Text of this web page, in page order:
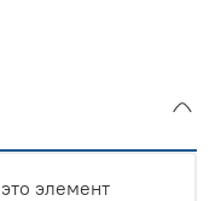
элемент